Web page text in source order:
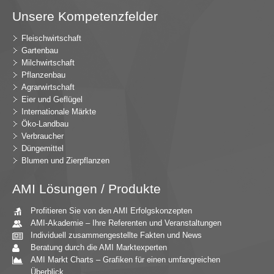
Unsere Kompetenzfelder
Fleischwirtschaft
Gartenbau
Milchwirtschaft
Pflanzenbau
Agrarwirtschaft
Eier und Geflügel
Internationale Märkte
Öko-Landbau
Verbraucher
Düngemittel
Blumen und Zierpflanzen
AMI Lösungen / Produkte
Profitieren Sie von den AMI Erfolgskonzepten
AMI-Akademie – Ihre Referenten und Veranstaltungen
Individuell zusammengestellte Fakten und News
Beratung durch die AMI Marktexperten
AMI Markt Charts – Grafiken für einen umfangreichen
Überblick